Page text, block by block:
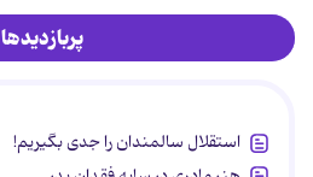
پربازدیدها
استقلال سالمندان را جدی بگیریم!